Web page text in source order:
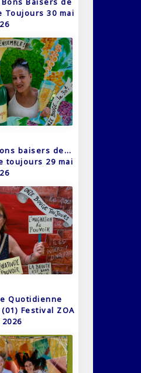
Toujours 30 mai
baisers de…
toujours 29 mai
Quotidienne
Festival ZOA